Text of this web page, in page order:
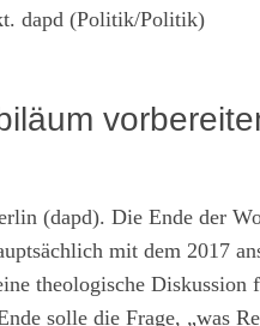
dapd (Politik/Politik)
(dapd). Die Ende der
mit dem 2017
theologische Diskussion
solle die Frage, „was